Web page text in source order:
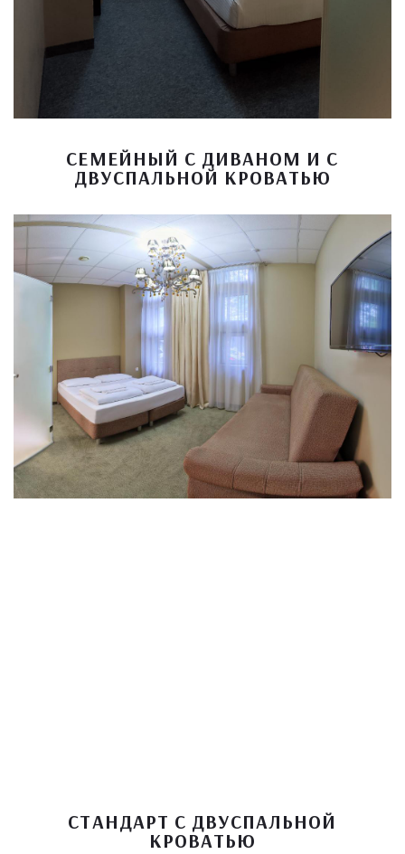
СЕМЕЙНЫЙ С ДИВАНОМ И С
ДВУСПАЛЬНОЙ КРОВАТЬЮ
СТАНДАРТ С ДВУСПАЛЬНОЙ
КРОВАТЬЮ